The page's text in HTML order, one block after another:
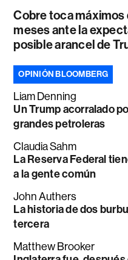
Cobre toca máximos
meses ante la
posible arancel de
OPINIÓN BLOOMBERG
Liam Denning
Un Trump acorralado
grandes petroleras
Claudia Sahm
La Reserva Federal
a la gente común
John Authers
La historia de dos
tercera
Matthew Brooker